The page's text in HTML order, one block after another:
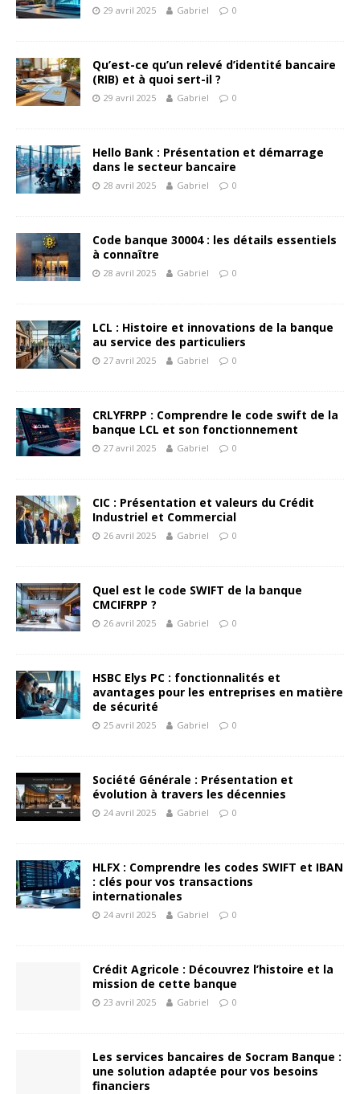
29 avril 2025 Gabriel 0
Qu’est-ce qu’un relevé d’identité bancaire
(RIB) et à quoi sert-il ?
29 avril 2025 Gabriel 0
Hello Bank : Présentation et démarrage
dans le secteur bancaire
28 avril 2025 Gabriel 0
Code banque 30004 : les détails essentiels
à connaître
28 avril 2025 Gabriel 0
LCL : Histoire et innovations de la banque
au service des particuliers
27 avril 2025 Gabriel 0
CRLYFRPP : Comprendre le code swift de la
banque LCL et son fonctionnement
27 avril 2025 Gabriel 0
CIC : Présentation et valeurs du Crédit
Industriel et Commercial
26 avril 2025 Gabriel 0
Quel est le code SWIFT de la banque
CMCIFRPP ?
26 avril 2025 Gabriel 0
HSBC Elys PC : fonctionnalités et
avantages pour les entreprises en matière
de sécurité
25 avril 2025 Gabriel 0
Société Générale : Présentation et
évolution à travers les décennies
24 avril 2025 Gabriel 0
HLFX : Comprendre les codes SWIFT et IBAN
: clés pour vos transactions
internationales
24 avril 2025 Gabriel 0
Crédit Agricole : Découvrez l’histoire et la
mission de cette banque
23 avril 2025 Gabriel 0
Les services bancaires de Socram Banque :
une solution adaptée pour vos besoins
financiers